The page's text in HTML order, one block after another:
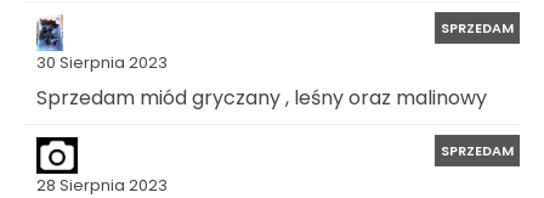
30 Sierpnia 2023
SPRZEDAM
Sprzedam miód gryczany , leśny oraz malinowy
28 Sierpnia 2023
SPRZEDAM